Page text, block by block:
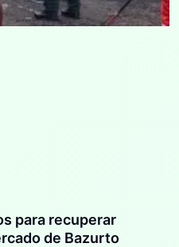
para recuperar
de Bazurto